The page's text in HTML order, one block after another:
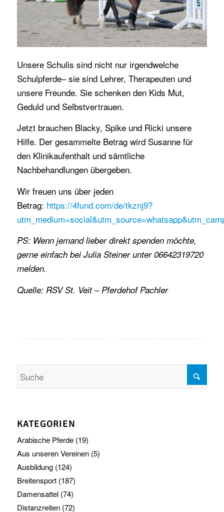
Unsere Schulis sind nicht nur irgendwelche
Schulpferde– sie sind Lehrer, Therapeuten und
unsere Freunde. Sie schenken den Kids Mut,
Geduld und Selbstvertrauen.
Jetzt brauchen Blacky, Spike und Ricki unsere
Hilfe. Der gesammelte Betrag wird Susanne für
den Klinikaufenthalt und sämtliche
Nachbehandlungen übergeben.
Wir freuen uns über jeden
Betrag: https://4fund.com/de/tkznj9?
PS: Wenn jemand lieber direkt spenden möchte,
gerne einfach bei Julia Steiner unter 06642319720
melden.
Quelle: RSV St. Veit – Pferdehof Pachler
KATEGORIEN
Arabische Pferde(19)
Aus unseren Vereinen(5)
Ausbildung(124)
Breitensport(187)
Damensattel(74)
Distanzreiten(72)